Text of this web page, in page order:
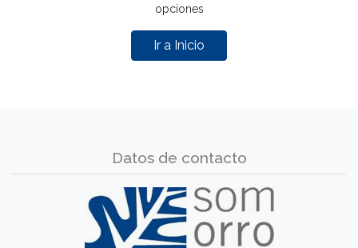
opciones
Ir a Inicio
Datos de contacto